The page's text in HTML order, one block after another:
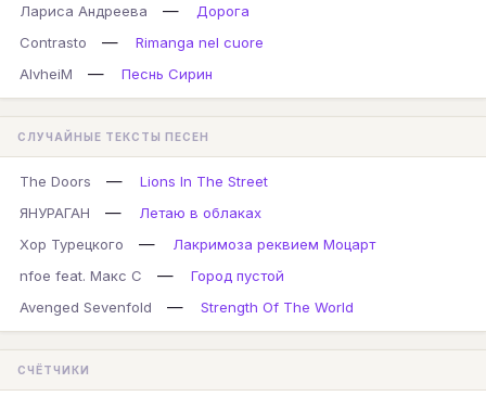
Лариса Андреева
—
Дорога
Contrasto
—
Rimanga nel cuore
AlvheiM
— Песнь Сирин
СЛУЧАЙНЫЕ ТЕКСТЫ ПЕСЕН
The Doors —
Lions In The Street
ЯНУРАГАН
—
Летаю в облаках
Хор Турецкого
—
Лакримоза реквием Моцарт
nfoe feat. Макс С
—
Город пустой
Avenged Sevenfold
— Strength Of The World
СЧЁТЧИКИ